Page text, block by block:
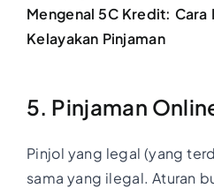
Mengenal 5C Kredit: Cara
Kelayakan Pinjaman
5. Pinjaman
Pinjol yang legal (yang
sama yang ilegal. Aturan